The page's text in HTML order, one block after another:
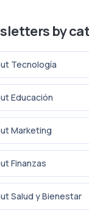
by
Tecnología
Educación
Marketing
Finanzas
Salud y Bienestar